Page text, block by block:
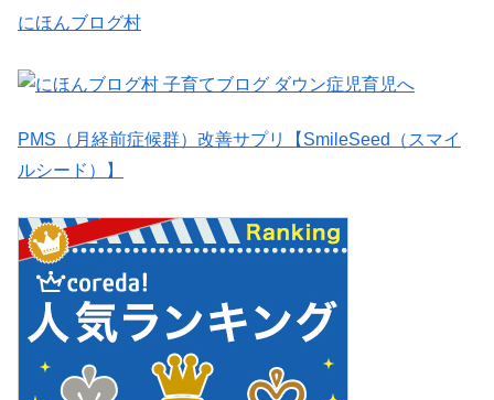
にほんブログ村
PMS（月経前症候群）改善サプリ【SmileSeed（スマイ
ルシード）】